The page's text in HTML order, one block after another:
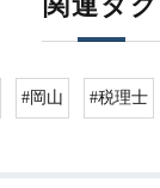
#岡山 #税理士